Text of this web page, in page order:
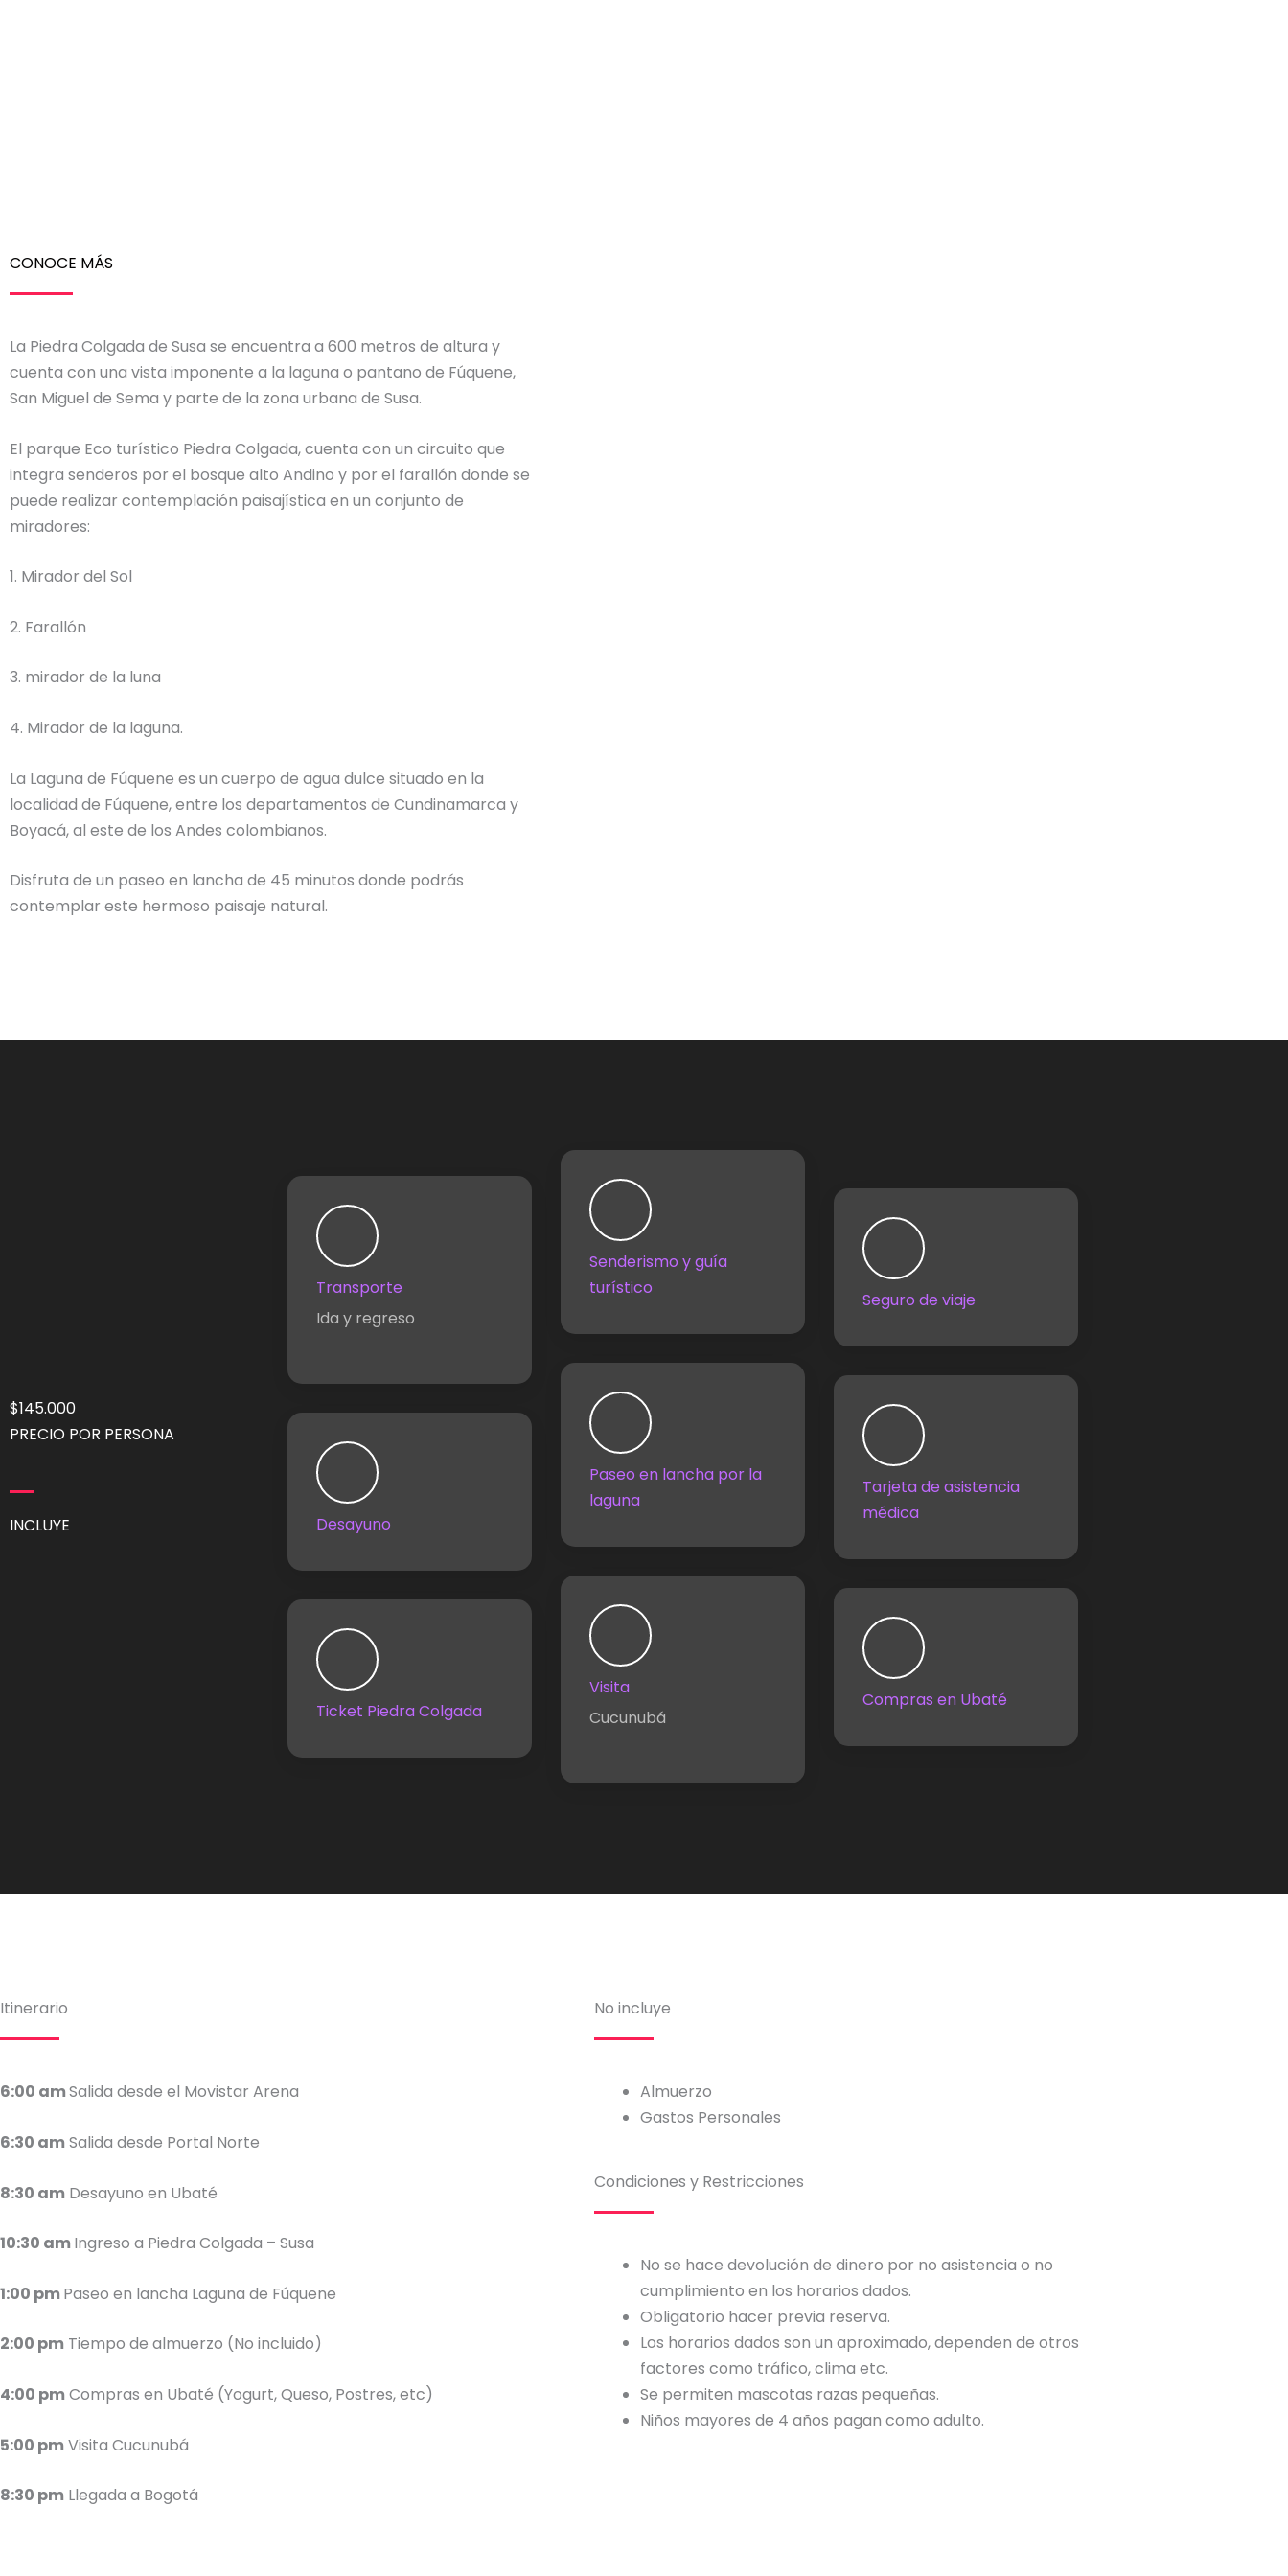
CONOCE MÁS
La Piedra Colgada de Susa se encuentra a 600 metros de altura y
cuenta con una vista imponente a la laguna o pantano de Fúquene,
San Miguel de Sema y parte de la zona urbana de Susa.
El parque Eco turístico Piedra Colgada, cuenta con un circuito que
integra senderos por el bosque alto Andino y por el farallón donde se
puede realizar contemplación paisajística en un conjunto de
miradores:
1. Mirador del Sol
2. Farallón
3. mirador de la luna
4. Mirador de la laguna.
La Laguna de Fúquene es un cuerpo de agua dulce situado en la
localidad de Fúquene, entre los departamentos de Cundinamarca y
Boyacá, al este de los Andes colombianos.
Disfruta de un paseo en lancha de 45 minutos donde podrás
contemplar este hermoso paisaje natural.
$145.000
PRECIO POR PERSONA
INCLUYE
Transporte
Ida y regreso
Desayuno
Ticket Piedra Colgada
Senderismo y guía
turístico
Paseo en lancha por la
laguna
Visita
Cucunubá
Seguro de viaje
Tarjeta de asistencia
médica
Compras en Ubaté
Itinerario
6:00 amSalida desde el Movistar Arena
6:30 amSalida desde Portal Norte
8:30 am Desayuno en Ubaté
10:30 amIngreso a Piedra Colgada – Susa
1:00 pmPaseo en lancha Laguna de Fúquene
2:00 pm Tiempo de almuerzo (No incluido)
4:00 pmCompras en Ubaté (Yogurt, Queso, Postres, etc)
5:00 pmVisita Cucunubá
8:30 pm Llegada a Bogotá
No incluye
Almuerzo
Gastos Personales
Condiciones y Restricciones
No se hace devolución de dinero por no asistencia o no
cumplimiento en los horarios dados.
Obligatorio hacer previa reserva.
Los horarios dados son un aproximado, dependen de otros
factores como tráfico, clima etc.
Se permiten mascotas razas pequeñas.
Niños mayores de 4 años pagan como adulto.